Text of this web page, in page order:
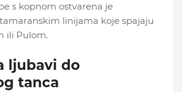
s kopnom ostvarena je
linijama koje spajaju
ili Pulom.
ljubavi do
tanca